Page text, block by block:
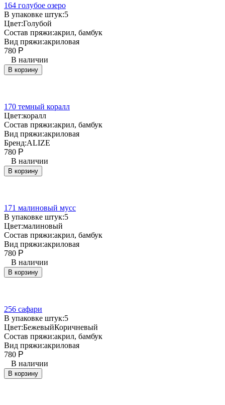
164 голубое озеро
В упаковке штук:5
Цвет:Голубой
Состав пряжи:акрил, бамбук
Вид пряжи:акриловая
780 Р
В наличии
В корзину
170 темный коралл
Цвет:коралл
Состав пряжи:акрил, бамбук
Вид пряжи:акриловая
Бренд:ALIZE
780 Р
В наличии
В корзину
171 малиновый мусс
В упаковке штук:5
Цвет:малиновый
Состав пряжи:акрил, бамбук
Вид пряжи:акриловая
780 Р
В наличии
В корзину
256 сафари
В упаковке штук:5
Цвет:БежевыйКоричневый
Состав пряжи:акрил, бамбук
Вид пряжи:акриловая
780 Р
В наличии
В корзину